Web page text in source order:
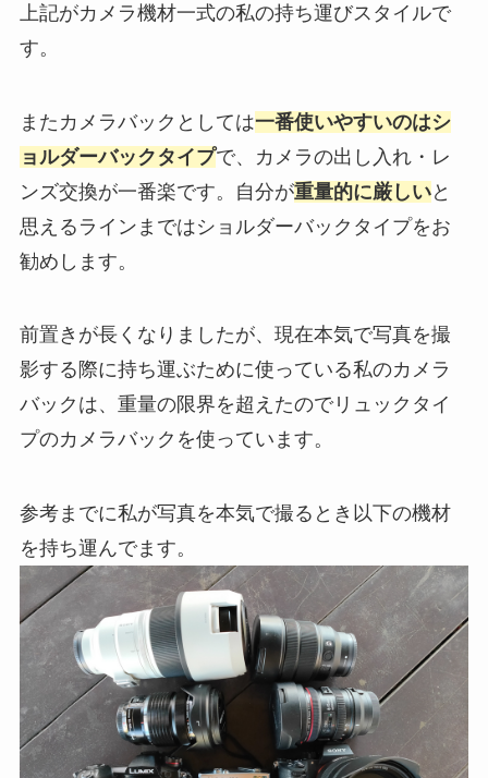
上記がカメラ機材一式の私の持ち運びスタイルで
す。
またカメラバックとしては一番使いやすいのはシ
ョルダーバックタイプで、カメラの出し入れ・レ
ンズ交換が一番楽です。自分が重量的に厳しいと
思えるラインまではショルダーバックタイプをお
勧めします。
前置きが長くなりましたが、現在本気で写真を撮
影する際に持ち運ぶために使っている私のカメラ
バックは、重量の限界を超えたのでリュックタイ
プのカメラバックを使っています。
参考までに私が写真を本気で撮るとき以下の機材
を持ち運んでます。